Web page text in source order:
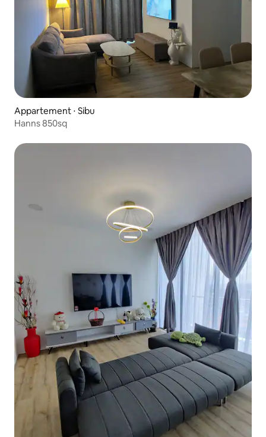
Appartement ⋅ Sibu
Hanns 850sq